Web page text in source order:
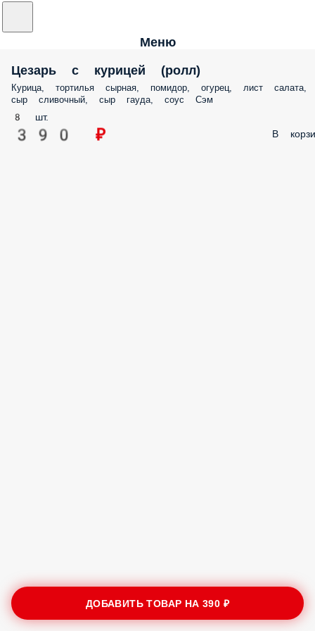
Меню
Цезарь с курицей (ролл)
Курица, тортилья сырная, помидор, огурец, лист салата,
сыр сливочный, сыр гауда, соус Сэм
8 шт.
390 ₽ В
ДОБАВИТЬ ТОВАР НА390 ₽